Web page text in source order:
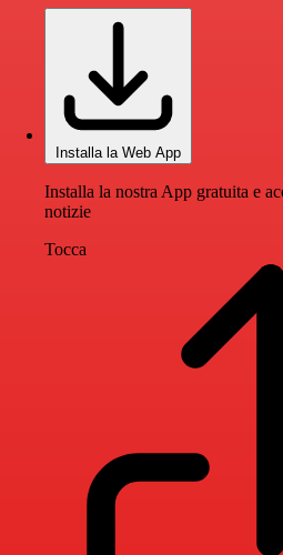
Installa la Web App
Installa la nostra App gratuita e
notizie
Tocca